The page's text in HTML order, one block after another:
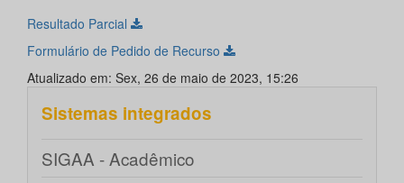
Resultado Parcial
Formulário de Pedido de Recurso
Atualizado em: Sex, 26 de maio de 2023, 15:26
Sistemas integrados
SIGAA - Acadêmico